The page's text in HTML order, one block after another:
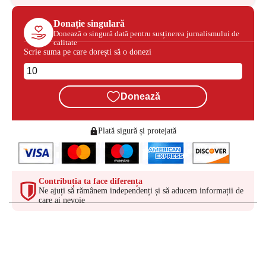
Donație singulară
Donează o singură dată pentru susținerea jurnalismului de
calitate
Scrie suma pe care dorești să o donezi
Donează
Plată sigură și protejată
Contribuția ta face diferența
Ne ajuți să rămânem independenți și să aducem informații de
care ai nevoie